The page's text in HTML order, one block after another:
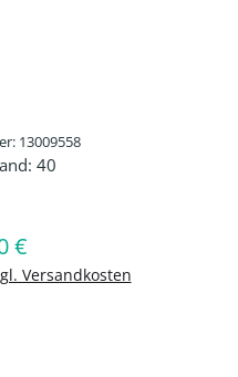
13009558
40
Preis:
€
Versandkosten